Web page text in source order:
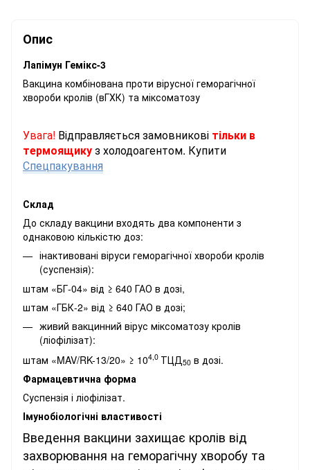
Опис
Лапімун Гемікс-3
Вакцина комбінована проти вірусної геморагічної
хвороби кролів (вГХК) та міксоматозу
Увага! Відправляється замовникові тільки в
термоящикуз холодоагентом. Купити
Спецпакування
Склад
До складу вакцини входять два компоненти з
однаковою кількістю доз:
інактивовані віруси геморагічної хвороби кролів
(суспензія):
штам «БГ-04» від ≥ 640 ГАО в дозі,
штам «ГБК-2» від ≥ 640 ГАО в дозі;
живий вакцинний вірус міксоматозу кролів
(ліофілізат):
штам «MAV/RK-13/20» ≥ 104,0 ТЦД50 в дозі.
Фармацевтична форма
Суспензія і ліофілізат.
Імунобіологічні властивості
Введення вакцини захищає кролів від
захворювання на геморагічну хворобу та